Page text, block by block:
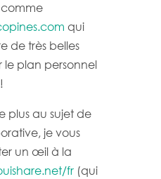
comme
qui
de très belles
le plan personnel
plus au sujet de
je vous
un œil à la
fr(qui